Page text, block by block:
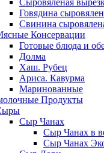
Сыровяленая
Говядина
Свинина
Консервации
Готовые блюда и
Долма
Хаш. Рубец
Ариса. Кавурма
Маринованные
Продукты
Сыр Чанах
Сыр Чанах в
Сыр Чанах